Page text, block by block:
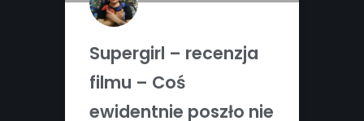
Supergirl – recenzja
filmu – Coś
ewidentnie poszło nie